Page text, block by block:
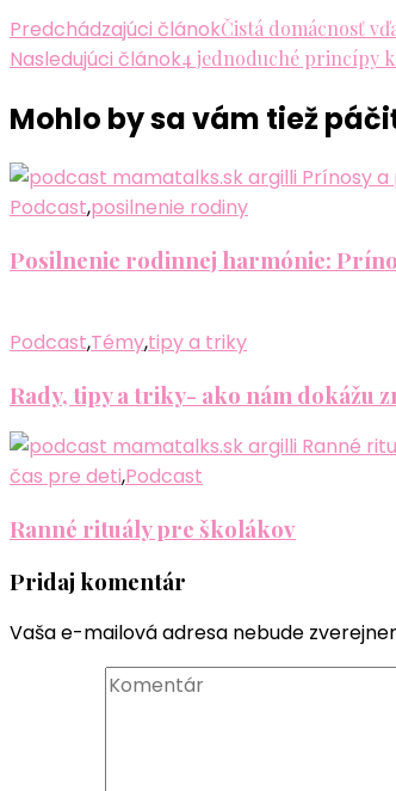
Predchádzajúci článokČistá domácnosť
Nasledujúci článok4 jednoduché princípy
Mohlo by sa vám tiež
Podcast,posilnenie rodiny
Posilnenie rodinnej harmónie:
Podcast,Témy,tipy a triky
Rady, tipy a triky- ako nám dokážu
čas pre deti,Podcast
Ranné rituály pre školákov
Pridaj komentár
Vaša e-mailová adresa nebude